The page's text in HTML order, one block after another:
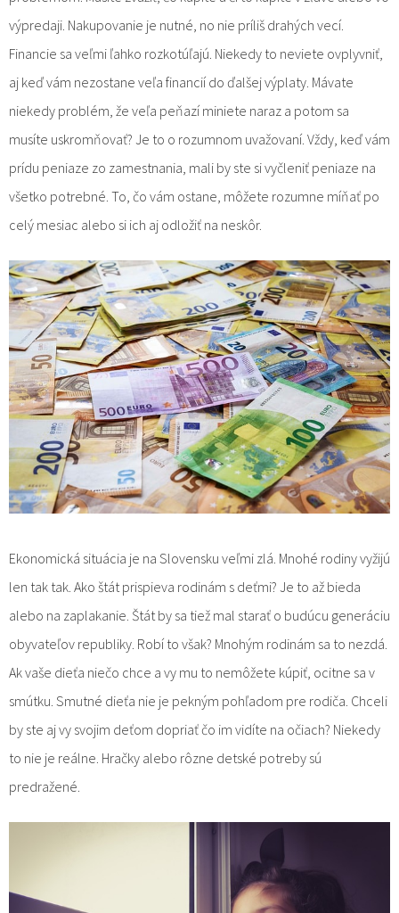
výpredaji. Nakupovanie je nutné, no nie príliš drahých vecí.
Financie sa veľmi ľahko rozkotúľajú. Niekedy to neviete ovplyvniť,
aj keď vám nezostane veľa financií do ďalšej výplaty. Mávate
niekedy problém, že veľa peňazí miniete naraz a potom sa
musíte uskromňovať? Je to o rozumnom uvažovaní. Vždy, keď vám
prídu peniaze zo zamestnania, mali by ste si vyčleniť peniaze na
všetko potrebné. To, čo vám ostane, môžete rozumne míňať po
celý mesiac alebo si ich aj odložiť na neskôr.
Ekonomická situácia je na Slovensku veľmi zlá. Mnohé rodiny vyžijú
len tak tak. Ako štát prispieva rodinám s deťmi? Je to až bieda
alebo na zaplakanie. Štát by sa tiež mal starať o budúcu generáciu
obyvateľov republiky. Robí to však? Mnohým rodinám sa to nezdá.
Ak vaše dieťa niečo chce a vy mu to nemôžete kúpiť, ocitne sa v
smútku. Smutné dieťa nie je pekným pohľadom pre rodiča. Chceli
by ste aj vy svojim deťom dopriať čo im vidíte na očiach? Niekedy
to nie je reálne. Hračky alebo rôzne detské potreby sú
predražené.